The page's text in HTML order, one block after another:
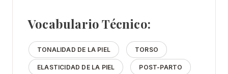
Vocabulario Técnico:
TONALIDAD DE LA PIEL TORSO
ELASTICIDAD DE LA PIEL POST-PARTO